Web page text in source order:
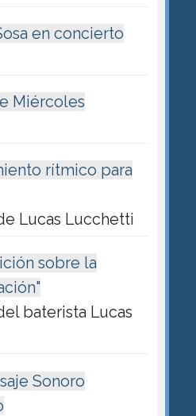
en concierto
Miércoles
rítmico para
Lucas Lucchetti
sobre la
baterista Lucas
Sonoro